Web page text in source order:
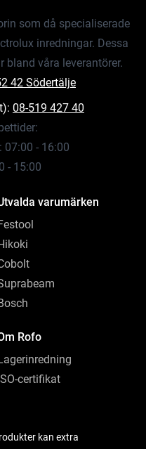
som då specialiserade
inredningar. Dessa
våra leverantörer.
42 Södertälje
08-519 427 40
07:00 - 16:00
- 15:00
varumärken
Rofo
certifikat
kan extra